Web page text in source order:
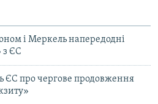
і Меркель напередодні
з ЄС
ЄС про чергове продовження